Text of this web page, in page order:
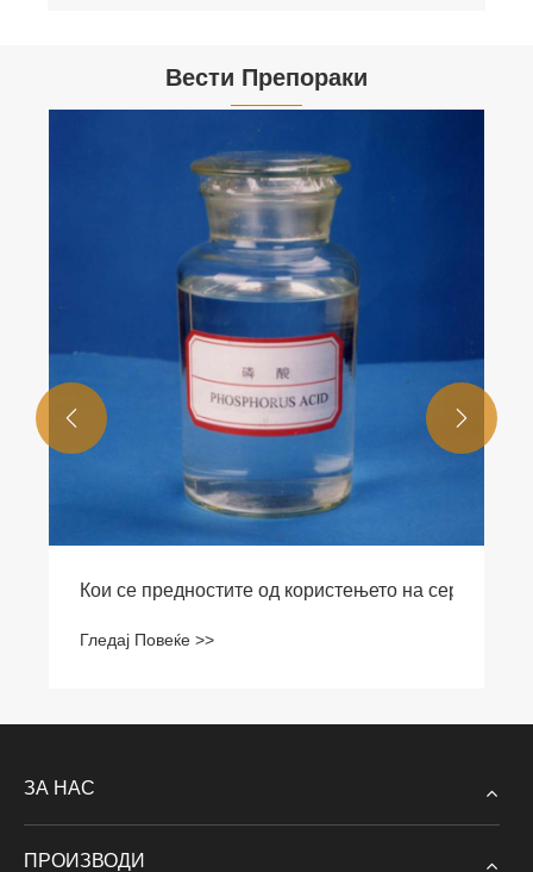
Вести Препораки
и транспортирање на пропилен гликол (MPG)
Кои се предностите од користењето на сериите
Гледај Повеќе >>
 
ЗА НАС
ПРОИЗВОДИ